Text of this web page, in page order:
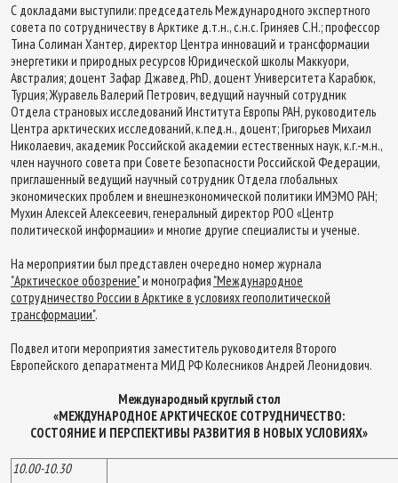
С докладами выступили: председатель Международного экспертного
совета по сотрудничеству в Арктике д.т.н., с.н.с. Гриняев С.Н.; профессор
Тина Солиман Хантер, директор Центра инноваций и трансформации
энергетики и природных ресурсов Юридической школы Маккуори,
Австралия; доцент Зафар Джавед, PhD, доцент Университета Карабюк,
Турция; Журавель Валерий Петрович, ведущий научный сотрудник
Отдела страновых исследований Института Европы РАН, руководитель
Центра арктических исследований, к.пед.н., доцент; Григорьев Михаил
Николаевич, академик Российской академии естественных наук, к.г.-м.н.,
член научного совета при Совете Безопасности Российской Федерации,
приглашенный ведущий научный сотрудник Отдела глобальных
экономических проблем и внешнеэкономической политики ИМЭМО РАН;
Мухин Алексей Алексеевич, генеральный директор РОО «Центр
политической информации» и многие другие специалисты и ученые.
На мероприятии был представлен очередно номер журнала
"Арктическое обозрение"и монография "Международное
сотрудничество России в Арктике в условиях геополитической
трансформации".
Подвел итоги мероприятия заместитель руководителя Второго
Европейского депаратмента МИД РФ Колесников Андрей Леонидович.
Международный круглый стол
«МЕЖДУНАРОДНОЕ АРКТИЧЕСКОЕ СОТРУДНИЧЕСТВО:
СОСТОЯНИЕ И ПЕРСПЕКТИВЫ РАЗВИТИЯ В НОВЫХ УСЛОВИЯХ»
10.00-10.30